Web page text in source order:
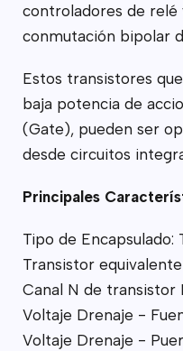
controladores de
conmutación bipolar
Estos transistores
baja potencia de
(Gate), pueden ser
desde circuitos
Principales
Tipo de Encapsulado:
Transistor
Canal N de transistor
Voltaje Drenaje -
Voltaje Drenaje -